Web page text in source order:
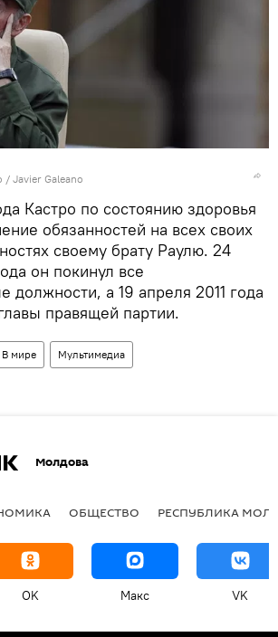
/ Javier Galeano
Кастро по состоянию здоровья
обязанностей на всех своих
своему брату Раулю. 24
он покинул все
должности, а 19 апреля 2011 года
правящей партии.
В мире Мультимедиа
Молдова
ОБЩЕСТВО РЕСПУБЛИКА
OK Макс VK